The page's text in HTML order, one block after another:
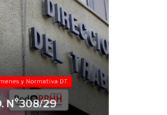
y Normativa DT
N°308/29